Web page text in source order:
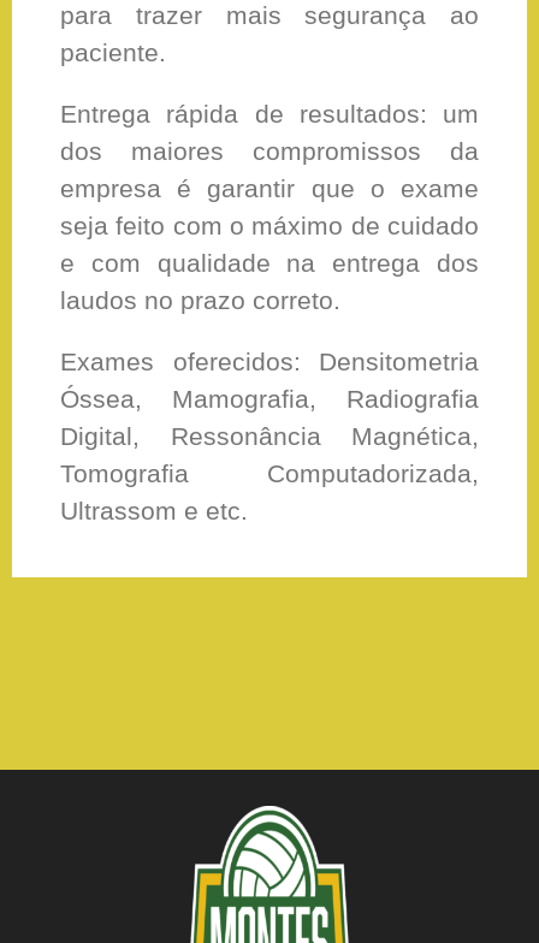
para trazer mais segurança ao
paciente.
Entrega rápida de resultados: um
dos maiores compromissos da
empresa é garantir que o exame
seja feito com o máximo de cuidado
e com qualidade na entrega dos
laudos no prazo correto.
Exames oferecidos: Densitometria
Óssea, Mamografia, Radiografia
Digital, Ressonância Magnética,
Tomografia Computadorizada,
Ultrassom e etc.